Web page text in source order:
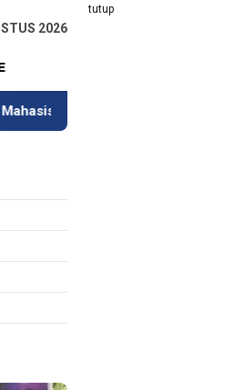
tutup
2026
Tim Universitas Indonesia Jalani